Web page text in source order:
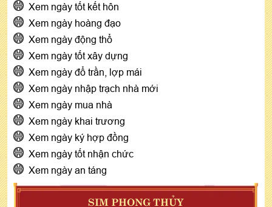
Xem ngày tốt kết hôn
Xem ngày hoàng đạo
Xem ngày động thổ
Xem ngày tốt xây dựng
Xem ngày đổ trần, lợp mái
Xem ngày nhập trạch nhà mới
Xem ngày mua nhà
Xem ngày khai trương
Xem ngày ký hợp đồng
Xem ngày tốt nhận chức
Xem ngày an táng
SIM PHONG THỦY